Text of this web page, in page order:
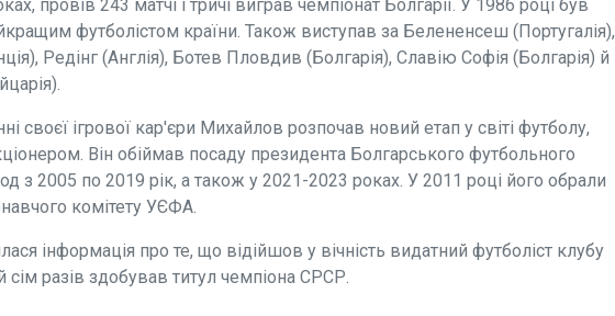
провів 243 матчі і тричі виграв чемпіонат Болгарії. У 1986 році був
футболістом країни. Також виступав за Белененсеш (Португалія),
Редінг (Англія), Ботев Пловдив (Болгарія), Славію Софія (Болгарія) й
своєї ігрової кар'єри Михайлов розпочав новий етап у світі футболу,
Він обіймав посаду президента Болгарського футбольного
з 2005 по 2019 рік, а також у 2021-2023 роках. У 2011 році його обрали
комітету УЄФА.
інформація про те, що відійшов у вічність видатний футболіст клубу
разів здобував титул чемпіона СРСР.